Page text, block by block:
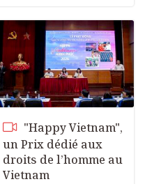
"Happy Vietnam",
un Prix dédié aux
droits de l’homme au
Vietnam